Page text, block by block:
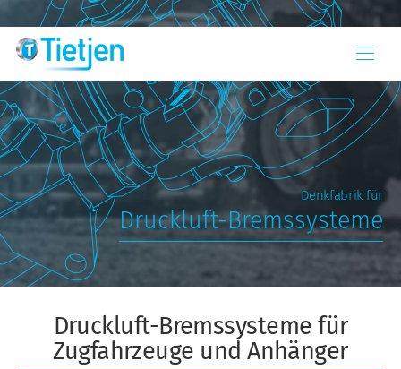
Denkfabrik für
Druckluft-Bremssysteme
Druckluft-Bremssysteme für
Zugfahrzeuge und Anhänger